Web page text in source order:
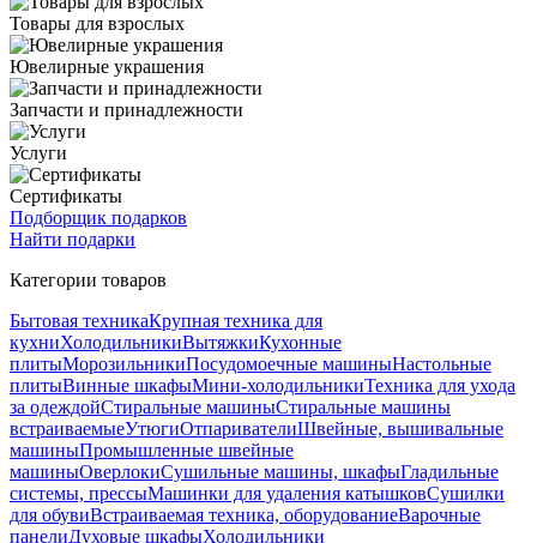
Товары для взрослых
Ювелирные украшения
Запчасти и принадлежности
Услуги
Сертификаты
Подборщик подарков
Найти подарки
Категории товаров
Бытовая техникаКрупная техника для
кухниХолодильникиВытяжкиКухонные
плитыМорозильникиПосудомоечные машиныНастольные
плитыВинные шкафыМини-холодильникиТехника для ухода
за одеждойСтиральные машиныСтиральные машины
встраиваемыеУтюгиОтпаривателиШвейные, вышивальные
машиныПромышленные швейные
машиныОверлокиСушильные машины, шкафыГладильные
системы, прессыМашинки для удаления катышковСушилки
для обувиВстраиваемая техника, оборудованиеВарочные
панелиДуховые шкафыХолодильники